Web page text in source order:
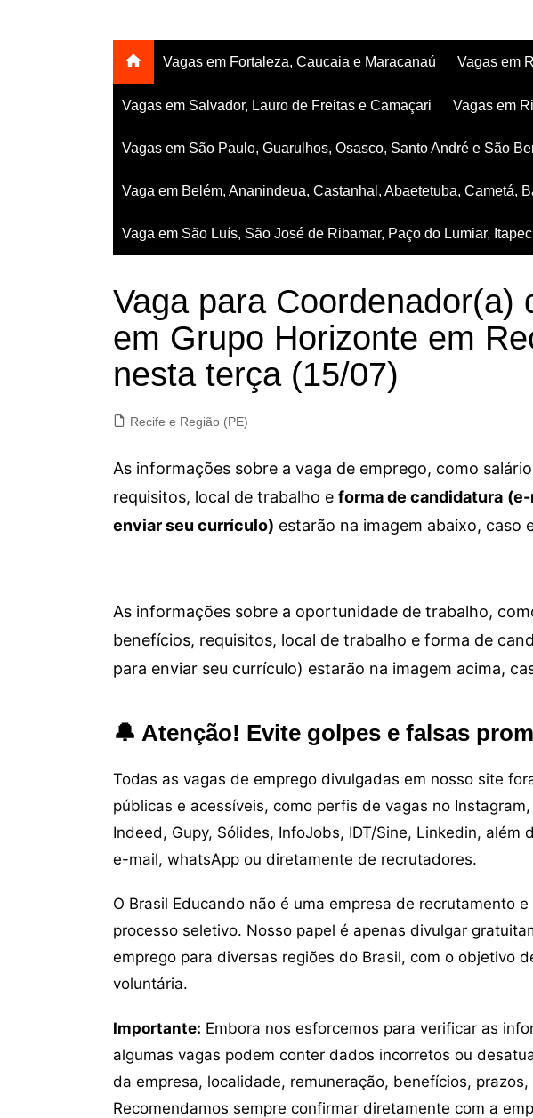
Vagas em Fortaleza, Caucaia e Maracanaú Vagas em
Vagas em Salvador, Lauro de Freitas e Camaçari Vagas em
Vagas em São Paulo, Guarulhos, Osasco, Santo André e São
Vaga em Belém, Ananindeua, Castanhal, Abaetetuba, Cametá,
Vaga em São Luís, São José de Ribamar, Paço do Lumiar,
Vaga para Coordenador(a)
em Grupo Horizonte em
nesta terça (15/07)
Recife e Região (PE)
As informações sobre a vaga de emprego, como
requisitos, local de trabalho e forma de candidatura (e-
enviar seu currículo) estarão na imagem abaixo, caso
As informações sobre a oportunidade de trabalho,
benefícios, requisitos, local de trabalho e forma de
para enviar seu currículo) estarão na imagem acima,
🔔 Atenção! Evite golpes e falsas
Todas as vagas de emprego divulgadas em nosso site
públicas e acessíveis, como perfis de vagas no
Indeed, Gupy, Sólides, InfoJobs, IDT/Sine, Linkedin, além
e-mail, whatsApp ou diretamente de recrutadores.
O Brasil Educando não é uma empresa de recrutamento
processo seletivo. Nosso papel é apenas divulgar
emprego para diversas regiões do Brasil, com o objetivo
voluntária.
Importante: Embora nos esforcemos para verificar as
algumas vagas podem conter dados incorretos ou
da empresa, localidade, remuneração, benefícios,
Recomendamos sempre confirmar diretamente com a